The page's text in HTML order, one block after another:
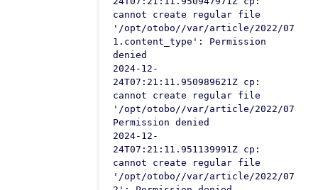
cannot create regular file
'/opt/otobo//var/article/2022/07/11/
1.content_type': Permission
denied
2024-12-
24T07:21:11.950989621Z cp:
cannot create regular file
'/opt/otobo//var/article/2022/07/
Permission denied
2024-12-
24T07:21:11.951139991Z cp:
cannot create regular file
'/opt/otobo//var/article/2022/07/11/